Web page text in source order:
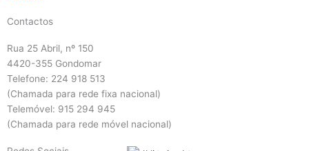
Contactos
Rua 25 Abril, nº 150
4420-355 Gondomar
Telefone: 224 918 513
(Chamada para rede fixa nacional)
Telemóvel: 915 294 945
(Chamada para rede móvel nacional)